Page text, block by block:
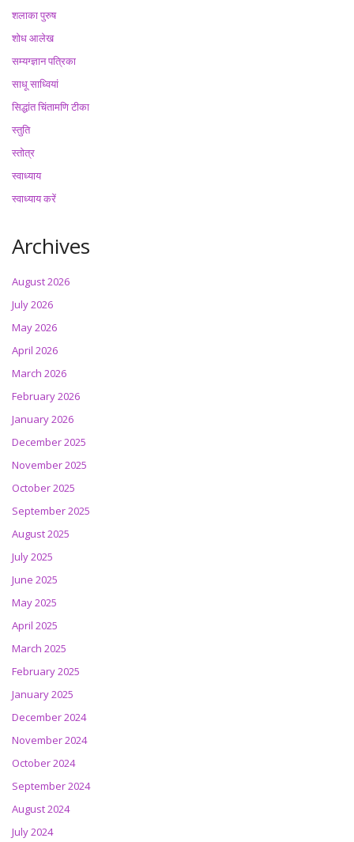
शलाका पुरुष
शोध आलेख
सम्यग्ज्ञान पत्रिका
साधू साध्वियां
सिद्धांत चिंतामणि टीका
स्तुति
स्तोत्र
स्वाध्याय
स्वाध्याय करें
Archives
August 2026
July 2026
May 2026
April 2026
March 2026
February 2026
January 2026
December 2025
November 2025
October 2025
September 2025
August 2025
July 2025
June 2025
May 2025
April 2025
March 2025
February 2025
January 2025
December 2024
November 2024
October 2024
September 2024
August 2024
July 2024